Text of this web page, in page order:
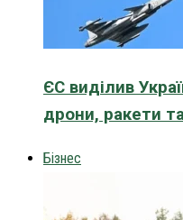
ЄС виділив
дрони, ракети
Бізнес